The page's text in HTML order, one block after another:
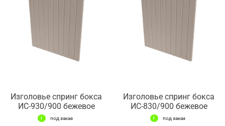
Изголовье спринг бокса
ИС-930/900 бежевое
под заказ
Изголовье спринг бокса
ИС-830/900 бежевое
под заказ